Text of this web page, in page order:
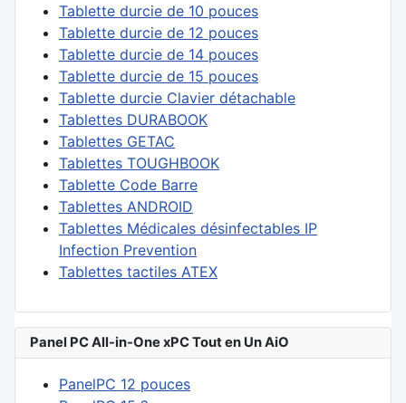
Tablette durcie de 10 pouces
Tablette durcie de 12 pouces
Tablette durcie de 14 pouces
Tablette durcie de 15 pouces
Tablette durcie Clavier détachable
Tablettes DURABOOK
Tablettes GETAC
Tablettes TOUGHBOOK
Tablette Code Barre
Tablettes ANDROID
Tablettes Médicales désinfectables IP
Infection Prevention
Tablettes tactiles ATEX
Panel PC All-in-One xPC Tout en Un AiO
PanelPC 12 pouces